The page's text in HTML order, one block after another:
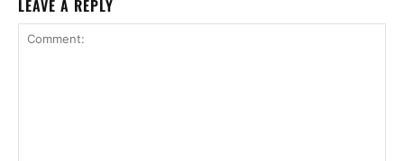
LEAVE A REPLY